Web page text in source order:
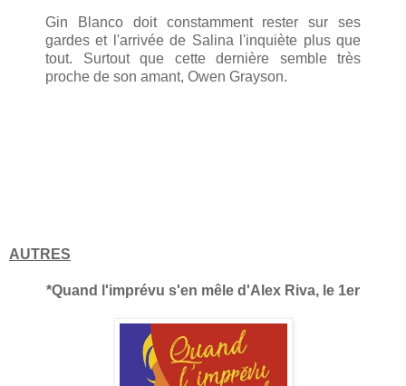
Gin Blanco doit constamment rester sur ses
gardes et l'arrivée de Salina l'inquiète plus que
tout. Surtout que cette dernière semble très
proche de son amant, Owen Grayson.
AUTRES
*Quand l'imprévu s'en mêle d'Alex Riva, le 1er